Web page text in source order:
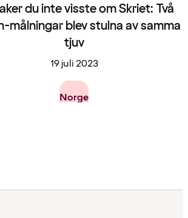
du inte visste om Skriet: Två
målningar blev stulna av samma
tjuv
19 juli 2023
Norge